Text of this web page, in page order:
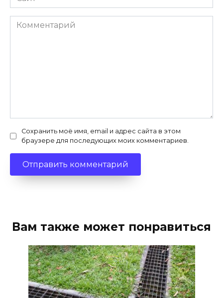
Комментарий
Сохранить моё имя, email и адрес сайта в этом
браузере для последующих моих комментариев.
Вам также может понравиться